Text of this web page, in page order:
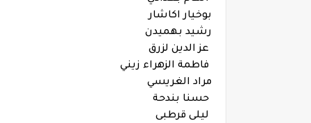
بوخيار اكاشار
رشيد بهميدن
عز الدين لزرق
فاطمة الزهراء زيني
مراد الغريسي
حسنا بندحة
ليلى قرطبى